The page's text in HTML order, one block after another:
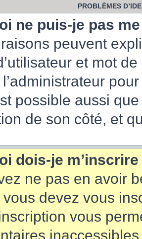
PROBLÈMES
ne puis-je pas
peuvent
et mot
possible aussi
de son côté, et
dois-je
ne pas en avoir
devez vous
vous